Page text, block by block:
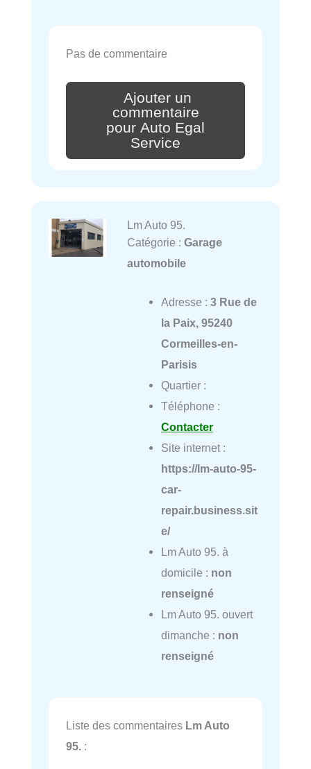
Pas de commentaire
Ajouter un
commentaire
pour Auto Egal
Service
Lm Auto 95.
Catégorie : Garage
automobile
Adresse : 3 Rue de
la Paix, 95240
Cormeilles-en-
Parisis
Quartier :
Téléphone :
Contacter
Site internet :
https://lm-auto-95-
car-
repair.business.sit
e/
Lm Auto 95. à
domicile : non
renseigné
Lm Auto 95. ouvert
dimanche : non
renseigné
Liste des commentaires Lm Auto
95. :